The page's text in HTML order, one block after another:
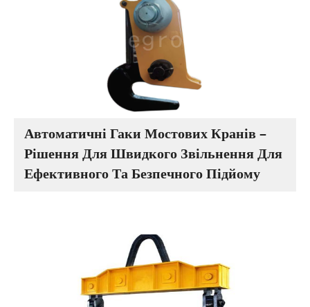
Автоматичні Гаки Мостових Кранів –
Рішення Для Швидкого Звільнення Для
Ефективного Та Безпечного Підйому